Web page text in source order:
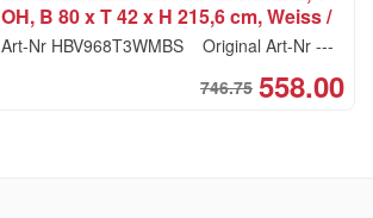
OH, B 80 x T 42 x H 215,6 cm, Weiss /
Beton
Art-Nr HBV968T3WMBS Original Art-Nr ---
746.75 558.00